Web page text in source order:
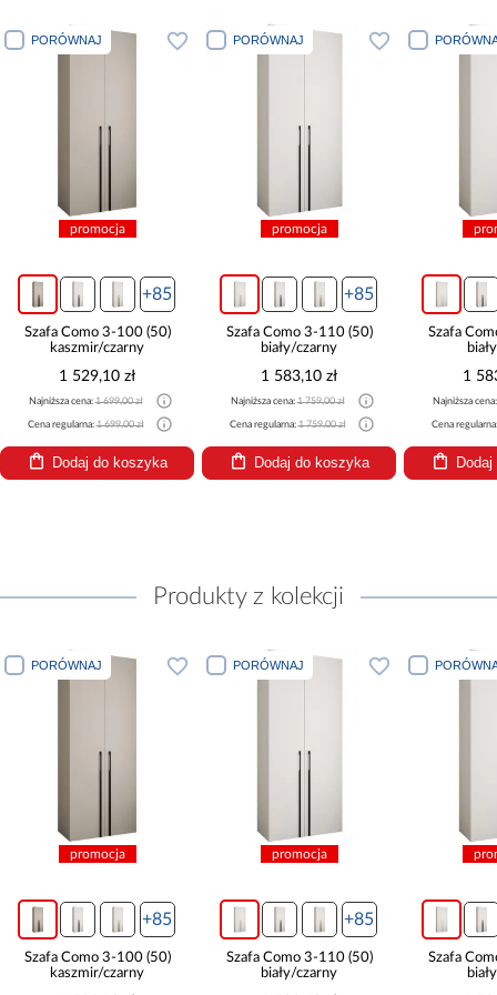
PORÓWNAJ
promocja
+85
Szafa Como 3-100 (50)
kaszmir/czarny
1 529,10 zł
Najniższa cena:1 699,00 zł
Cena regularna:1 699,00 zł
Dodaj do koszyka
PORÓWNAJ
promocja
+85
Szafa Como 3-110 (50)
biały/czarny
1 583,10 zł
Najniższa cena:1 759,00 zł
Cena regularna:1 759,00 zł
Dodaj do koszyka
Szafa
1
Najniższa
Cena
Produkty z kolekcji
PORÓWNAJ
promocja
+85
Szafa Como 3-100 (50)
kaszmir/czarny
PORÓWNAJ
promocja
+85
Szafa Como 3-110 (50)
biały/czarny
Szafa